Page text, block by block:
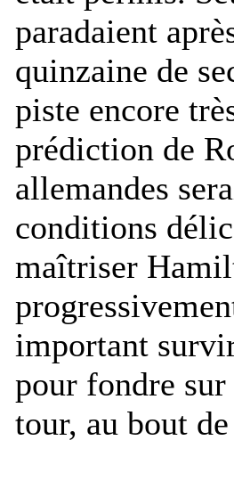
paradaient
quinzaine de
piste encore
prédiction de
allemandes
conditions
maîtriser
important
pour fondre
tour, au bout